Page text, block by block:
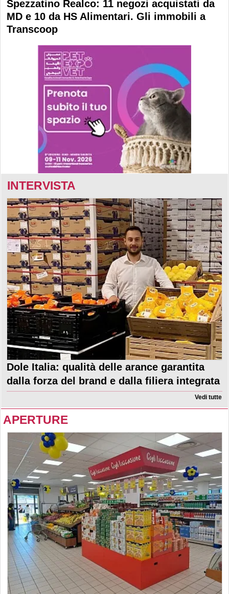
Spezzatino Realco: 11 negozi acquistati da
MD e 10 da HS Alimentari. Gli immobili a
Transcoop
INTERVISTA
Dole Italia: qualità delle arance garantita
dalla forza del brand e dalla filiera integrata
Vedi tutte
APERTURE